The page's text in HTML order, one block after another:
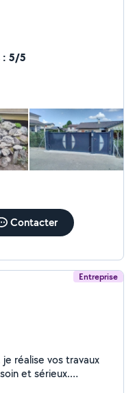
: 5/5
Contacter
Entreprise
réalise vos travaux
et sérieux.